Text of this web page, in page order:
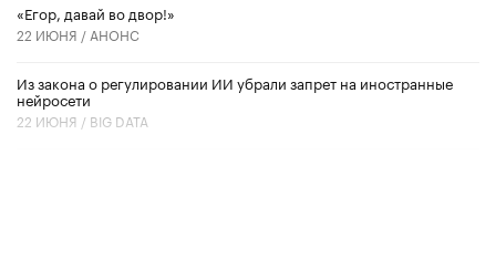
«Егор, давай во двор!»
22 ИЮНЯ / АНОНС
Из закона о регулировании ИИ убрали запрет на иностранные
нейросети
22 ИЮНЯ / BIG DATA